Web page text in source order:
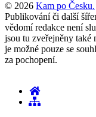
© 2026 Kam po Česku.
Publikování či další
vědomí redakce není
jsou tu zveřejněny také
je možné pouze se
za pochopení.